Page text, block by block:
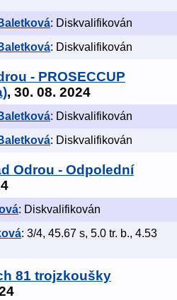
: Diskvalifikován
: Diskvalifikován
- PROSECCUP
, 30. 08. 2024
: Diskvalifikován
: Diskvalifikován
Odrou - Odpolední
: Diskvalifikován
: 3/4, 45.67 s, 5.0 tr. b., 4.53
81 trojzkoušky